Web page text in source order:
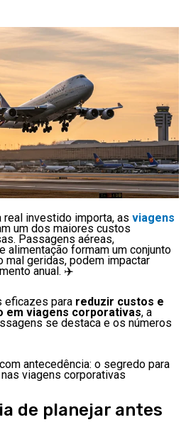
real investido importa, as viagens
um dos maiores custos
Passagens aéreas,
alimentação formam um conjunto
mal geridas, podem impactar
anual. ✈️
eficazes para reduzir custos e
em viagens corporativas, a
se destaca e os números
de planejar antes